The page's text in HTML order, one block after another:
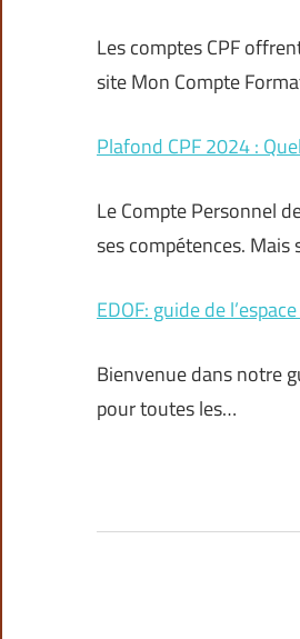
Les comptes CPF
site Mon Compte
Plafond CPF 2024 :
Le Compte Personnel
ses compétences. Mais
EDOF: guide de
Bienvenue dans notre
pour toutes les…